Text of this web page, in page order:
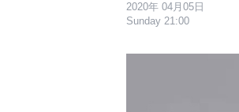
2020年 04月05日
Sunday 21:00